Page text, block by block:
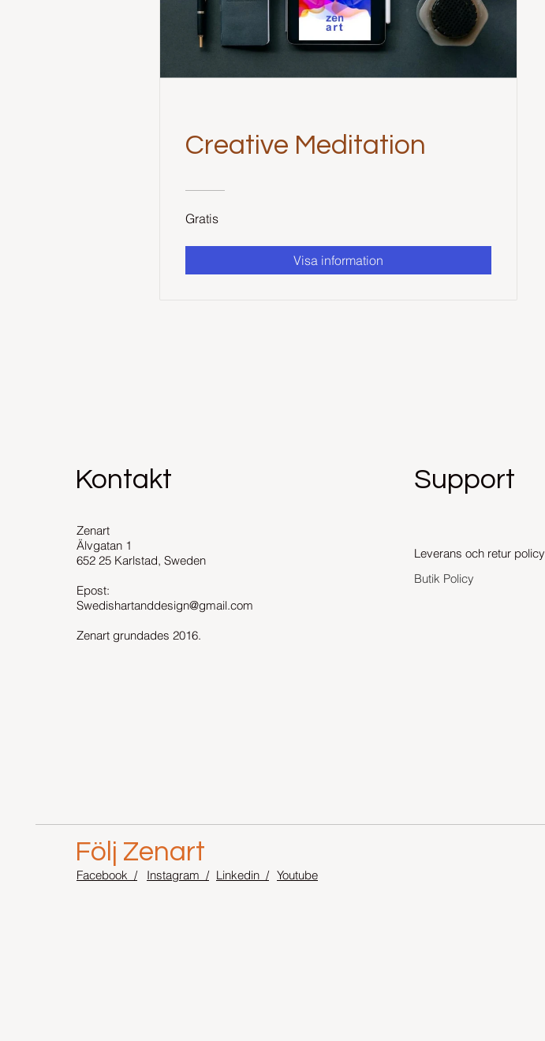
Creative Meditation
Gratis
Visa information
Kontakt
Zenart
Älvgatan 1
652 25 Karlstad, Sweden
Epost:
Swedishartanddesign@gmail.com
Zenart grundades 2016.
Support
Leverans och retur policy
Butik Policy
Följ Zenart
Facebook / Instagram / Youtube
Linkedin /